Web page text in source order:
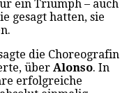
ein Triumph – auch
gesagt hatten, sie
die Choreografin
über Alonso. In
erfolgreiche